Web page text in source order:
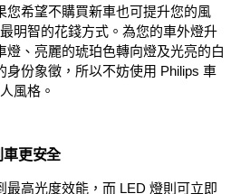
您希望不購買新車也可提升您的風
明智的花錢方式。為您的車外燈升
、亮麗的琥珀色轉向燈及光亮的白
身份象徵，所以不妨使用 Philips 車
風格。
更安全
最高光度效能，而 LED 燈則可立即